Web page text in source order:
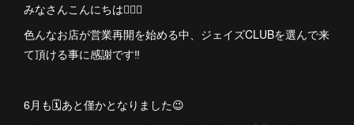
みなさんこんにちは🙋🏻‍♀️
色んなお店が営業再開を始める中、ジェイズCLUBを選んで来
て頂ける事に感謝です‼︎
6月も🗓あと僅かとなりました😉